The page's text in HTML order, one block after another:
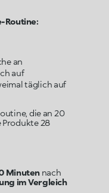
Routine:
an
Schritt 2: Trage die Kissable Lip Mask einmal täglich auf
die an 20
Produkte 28
Minutennach
im Vergleich